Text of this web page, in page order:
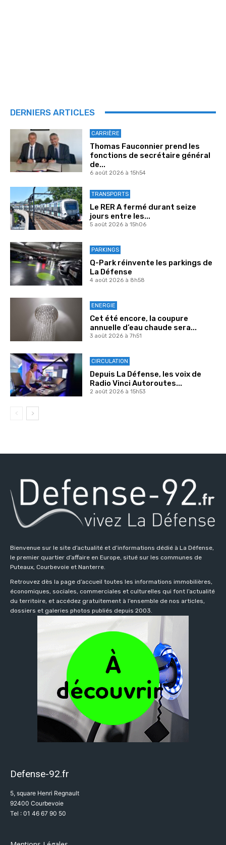
DERNIERS ARTICLES
CARRIÈRE
Thomas Fauconnier prend les
fonctions de secrétaire général
de...
6 août 2026 à 15h54
TRANSPORTS
Le RER A fermé durant seize
jours entre les...
5 août 2026 à 15h06
PARKINGS
Q-Park réinvente les parkings de
La Défense
4 août 2026 à 8h58
ENERGIE
Cet été encore, la coupure
annuelle d’eau chaude sera...
3 août 2026 à 7h51
CIRCULATION
Depuis La Défense, les voix de
Radio Vinci Autoroutes...
2 août 2026 à 15h53
Bienvenue sur le site d’actualité et d’informations dédié à La Défense,
le premier quartier d’affaire en Europe, situé sur les communes de
Puteaux, Courbevoie et Nanterre.
Retrouvez dès la page d’accueil toutes les informations immobilières,
économiques, sociales, commerciales et culturelles qui font l’actualité
du territoire, et accédez gratuitement à l’ensemble de nos articles,
dossiers et galeries photos publiés depuis 2003.
Defense-92.fr
5, square Henri Regnault
92400 Courbevoie
Tel : 01 46 67 90 50